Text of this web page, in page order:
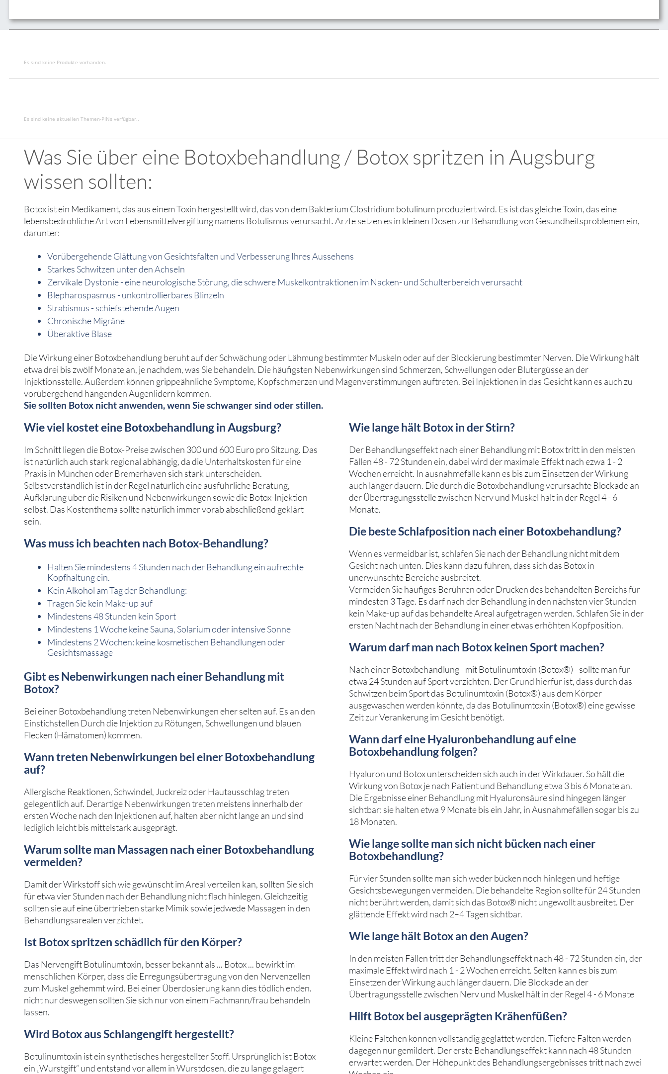
Es sind keine Produkte vorhanden.
Es sind keine aktuellen Themen-PINs verfügbar..
Was Sie über eine Botoxbehandlung / Botox spritzen in Augsburg
wissen sollten:
Botox ist ein Medikament, das aus einem Toxin hergestellt wird, das von dem Bakterium Clostridium botulinum produziert wird. Es ist das gleiche Toxin, das eine
lebensbedrohliche Art von Lebensmittelvergiftung namens Botulismus verursacht. Ärzte setzen es in kleinen Dosen zur Behandlung von Gesundheitsproblemen ein,
darunter:
Vorübergehende Glättung von Gesichtsfalten und Verbesserung Ihres Aussehens
Starkes Schwitzen unter den Achseln
Zervikale Dystonie - eine neurologische Störung, die schwere Muskelkontraktionen im Nacken- und Schulterbereich verursacht
Blepharospasmus - unkontrollierbares Blinzeln
Strabismus - schiefstehende Augen
Chronische Migräne
Überaktive Blase
Die Wirkung einer Botoxbehandlung beruht auf der Schwächung oder Lähmung bestimmter Muskeln oder auf der Blockierung bestimmter Nerven. Die Wirkung hält
etwa drei bis zwölf Monate an, je nachdem, was Sie behandeln. Die häufigsten Nebenwirkungen sind Schmerzen, Schwellungen oder Blutergüsse an der
Injektionsstelle. Außerdem können grippeähnliche Symptome, Kopfschmerzen und Magenverstimmungen auftreten. Bei Injektionen in das Gesicht kann es auch zu
vorübergehend hängenden Augenlidern kommen.
Sie sollten Botox nicht anwenden, wenn Sie schwanger sind oder stillen.
Wie viel kostet eine Botoxbehandlung in Augsburg?
Im Schnitt liegen die Botox-Preise zwischen 300 und 600 Euro pro Sitzung. Das
ist natürlich auch stark regional abhängig, da die Unterhaltskosten für eine
Praxis in München oder Bremerhaven sich stark unterscheiden.
Selbstverständlich ist in der Regel natürlich eine ausführliche Beratung,
Aufklärung über die Risiken und Nebenwirkungen sowie die Botox-Injektion
selbst. Das Kostenthema sollte natürlich immer vorab abschließend geklärt
sein.
Was muss ich beachten nach Botox-Behandlung?
Halten Sie mindestens 4 Stunden nach der Behandlung ein aufrechte
Kopfhaltung ein.
Kein Alkohol am Tag der Behandlung:
Tragen Sie kein Make-up auf
Mindestens 48 Stunden kein Sport
Mindestens 1 Woche keine Sauna, Solarium oder intensive Sonne
Mindestens 2 Wochen: keine kosmetischen Behandlungen oder
Gesichtsmassage
Gibt es Nebenwirkungen nach einer Behandlung mit
Botox?
Bei einer Botoxbehandlung treten Nebenwirkungen eher selten auf. Es an den
Einstichstellen Durch die Injektion zu Rötungen, Schwellungen und blauen
Flecken (Hämatomen) kommen.
Wann treten Nebenwirkungen bei einer Botoxbehandlung
auf?
Allergische Reaktionen, Schwindel, Juckreiz oder Hautausschlag treten
gelegentlich auf. Derartige Nebenwirkungen treten meistens innerhalb der
ersten Woche nach den Injektionen auf, halten aber nicht lange an und sind
lediglich leicht bis mittelstark ausgeprägt.
Warum sollte man Massagen nach einer Botoxbehandlung
vermeiden?
Damit der Wirkstoff sich wie gewünscht im Areal verteilen kan, sollten Sie sich
für etwa vier Stunden nach der Behandlung nicht flach hinlegen. Gleichzeitig
sollten sie auf eine übertrieben starke Mimik sowie jedwede Massagen in den
Behandlungsarealen verzichtet.
Ist Botox spritzen schädlich für den Körper?
Das Nervengift Botulinumtoxin, besser bekannt als ... Botox ... bewirkt im
menschlichen Körper, dass die Erregungsübertragung von den Nervenzellen
zum Muskel gehemmt wird. Bei einer Überdosierung kann dies tödlich enden.
nicht nur deswegen sollten Sie sich nur von einem Fachmann/frau behandeln
lassen.
Wird Botox aus Schlangengift hergestellt?
Botulinumtoxin ist ein synthetisches hergestellter Stoff. Ursprünglich ist Botox
ein „Wurstgift“ und entstand vor allem in Wurstdosen, die zu lange gelagert
Wie lange hält Botox in der Stirn?
Der Behandlungseffekt nach einer Behandlung mit Botox tritt in den meisten
Fällen 48 - 72 Stunden ein, dabei wird der maximale Effekt nach ezwa 1 - 2
Wochen erreicht. In ausnahmefälle kann es bis zum Einsetzen der Wirkung
auch länger dauern. Die durch die Botoxbehandlung verursachte Blockade an
der Übertragungsstelle zwischen Nerv und Muskel hält in der Regel 4 - 6
Monate.
Die beste Schlafposition nach einer Botoxbehandlung?
Wenn es vermeidbar ist, schlafen Sie nach der Behandlung nicht mit dem
Gesicht nach unten. Dies kann dazu führen, dass sich das Botox in
unerwünschte Bereiche ausbreitet.
Vermeiden Sie häufiges Berühren oder Drücken des behandelten Bereichs für
mindesten 3 Tage. Es darf nach der Behandlung in den nächsten vier Stunden
kein Make-up auf das behandelte Areal aufgetragen werden. Schlafen Sie in der
ersten Nacht nach der Behandlung in einer etwas erhöhten Kopfposition.
Warum darf man nach Botox keinen Sport machen?
Nach einer Botoxbehandlung - mit Botulinumtoxin (Botox®) - sollte man für
etwa 24 Stunden auf Sport verzichten. Der Grund hierfür ist, dass durch das
Schwitzen beim Sport das Botulinumtoxin (Botox®) aus dem Körper
ausgewaschen werden könnte, da das Botulinumtoxin (Botox®) eine gewisse
Zeit zur Verankerung im Gesicht benötigt.
Wann darf eine Hyaluronbehandlung auf eine
Botoxbehandlung folgen?
Hyaluron und Botox unterscheiden sich auch in der Wirkdauer. So hält die
Wirkung von Botox je nach Patient und Behandlung etwa 3 bis 6 Monate an.
Die Ergebnisse einer Behandlung mit Hyaluronsäure sind hingegen länger
sichtbar: sie halten etwa 9 Monate bis ein Jahr, in Ausnahmefällen sogar bis zu
18 Monaten.
Wie lange sollte man sich nicht bücken nach einer
Botoxbehandlung?
Für vier Stunden sollte man sich weder bücken noch hinlegen und heftige
Gesichtsbewegungen vermeiden. Die behandelte Region sollte für 24 Stunden
nicht berührt werden, damit sich das Botox® nicht ungewollt ausbreitet. Der
glättende Effekt wird nach 2–4 Tagen sichtbar.
Wie lange hält Botox an den Augen?
In den meisten Fällen tritt der Behandlungseffekt nach 48 - 72 Stunden ein, der
maximale Effekt wird nach 1 - 2 Wochen erreicht. Selten kann es bis zum
Einsetzen der Wirkung auch länger dauern. Die Blockade an der
Übertragungsstelle zwischen Nerv und Muskel hält in der Regel 4 - 6 Monate
Hilft Botox bei ausgeprägten Krähenfüßen?
Kleine Fältchen können vollständig geglättet werden. Tiefere Falten werden
dagegen nur gemildert. Der erste Behandlungseffekt kann nach 48 Stunden
erwartet werden. Der Höhepunkt des Behandlungsergebnisses tritt nach zwei